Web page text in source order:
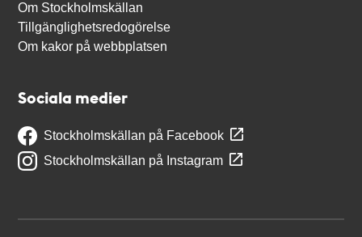
Om Stockholmskällan
Tillgänglighetsredogörelse
Om kakor på webbplatsen
Sociala medier
Stockholmskällan på Facebook
Stockholmskällan på Instagram